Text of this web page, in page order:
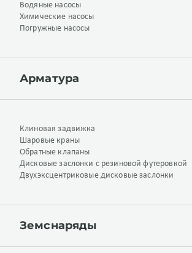
Водяные насосы
Химические насосы
Погружные насосы
Арматура
Клиновая задвижка
Шаровые краны
Обратные клапаны
Дисковые заслонки с резиновой футеровкой
Двухэксцентриковые дисковые заслонки
Земснаряды